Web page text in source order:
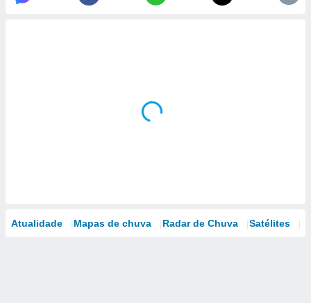
Atualidade Mapas de chuva Radar de Chuva Satélites